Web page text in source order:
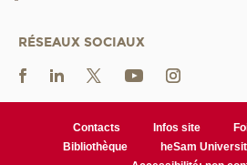
RÉSEAUX SOCIAUX
Contacts Infos site
Bibliothèque
heSam